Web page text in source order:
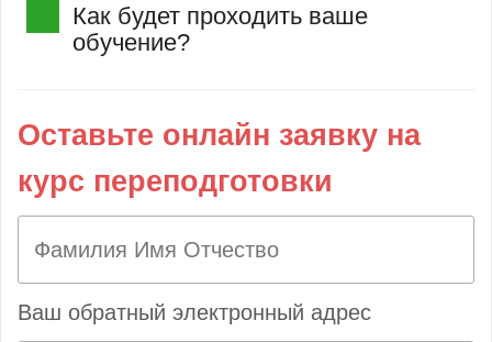
Как будет проходить ваше
обучение?
Оставьте онлайн заявку на
курс переподготовки
Ваш обратный электронный адрес